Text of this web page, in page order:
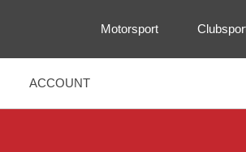
Motorsport
ACCOUNT